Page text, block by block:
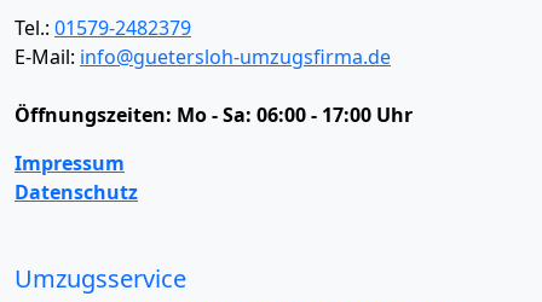
Tel.: 01579-2482379
E-Mail: info@guetersloh-umzugsfirma.de
Öffnungszeiten: Mo - Sa: 06:00 - 17:00 Uhr
Impressum
Datenschutz
Umzugsservice